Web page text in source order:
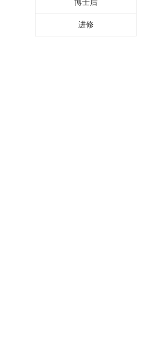
博士后
进修